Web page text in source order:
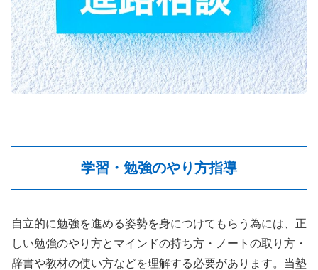
学習・勉強のやり方指導
自立的に勉強を進める姿勢を身につけてもらう為には、正
しい勉強のやり方とマインドの持ち方・ノートの取り方・
辞書や教材の使い方などを理解する必要があります。当塾